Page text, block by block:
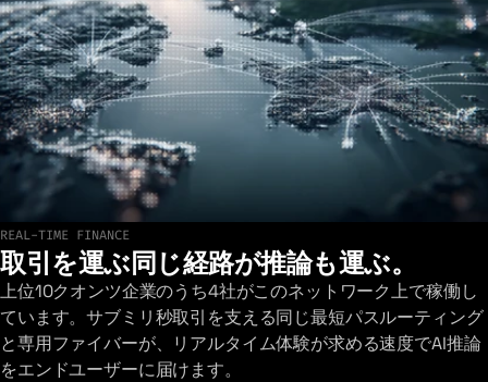
最新のデプロイメントを見る
REAL-TIME FINANCE
取引を運ぶ同じ経路が推論も運ぶ。
上位10クオンツ企業のうち4社がこのネットワーク上で稼働し
ています。サブミリ秒取引を支える同じ最短パスルーティング
と専用ファイバーが、リアルタイム体験が求める速度でAI推論
をエンドユーザーに届けます。